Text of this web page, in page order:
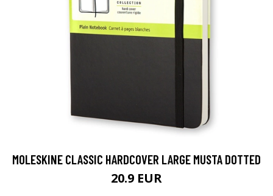
MOLESKINE CLASSIC HARDCOVER LARGE MUSTA DOTTED
20.9 EUR